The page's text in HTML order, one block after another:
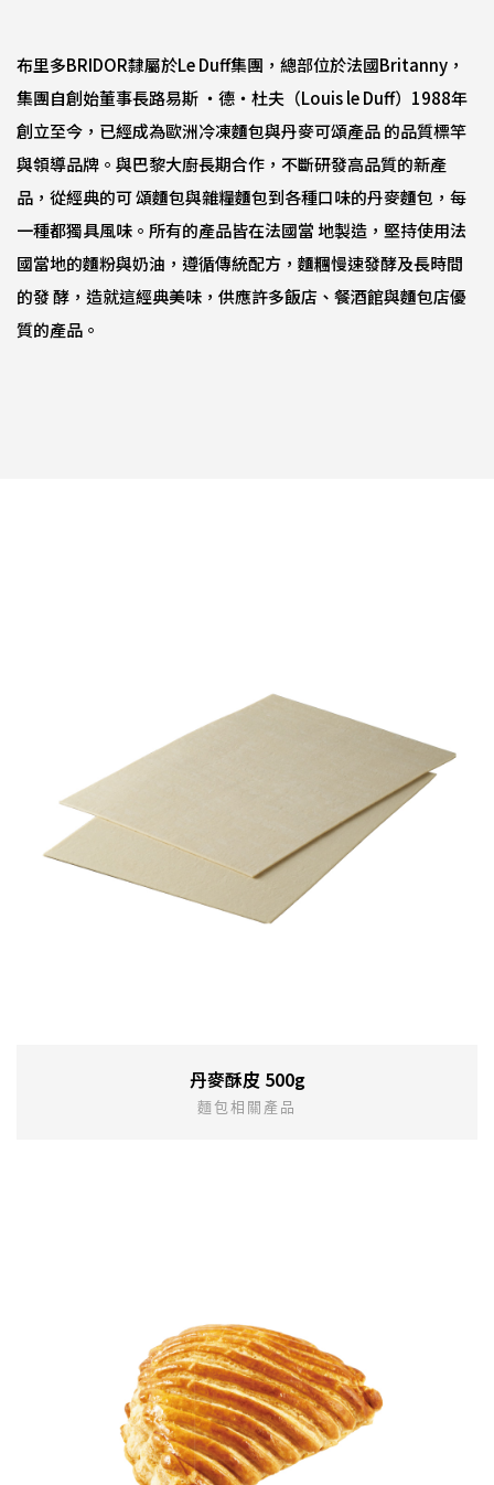
布里多BRIDOR隸屬於Le Duff集團，總部位於法國Britanny，
集團自創始董事長路易斯 ‧德‧杜夫（Louis le Duff）1988年
創立至今，已經成為歐洲冷凍麵包與丹麥可頌產品 的品質標竿
與領導品牌。與巴黎大廚長期合作，不斷研發高品質的新產
品，從經典的可 頌麵包與雜糧麵包到各種口味的丹麥麵包，每
一種都獨具風味。所有的產品皆在法國當 地製造，堅持使用法
國當地的麵粉與奶油，遵循傳統配方，麵糰慢速發酵及長時間
的發 酵，造就這經典美味，供應許多飯店、餐酒館與麵包店優
質的產品。
丹麥酥皮 500g
麵包相關產品